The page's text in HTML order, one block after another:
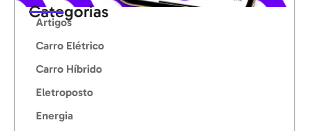
Categorias
Artigos
Carro Elétrico
Carro Híbrido
Eletroposto
Energia